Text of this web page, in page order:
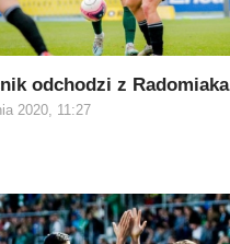
odchodzi z Radomiaka
2020, 11:27